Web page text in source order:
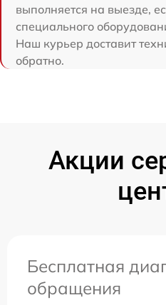
выполняется на выезде,
специального
Наш курьер доставит
обратно.
Акции
Бесплатная
обращения